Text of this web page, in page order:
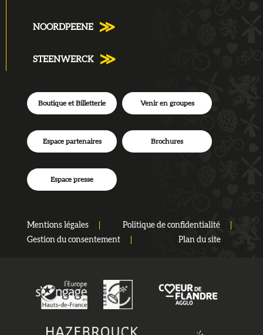
NOORDPEENE
STEENWERCK
Mentions légales
Politique de confidentialité
Gestion du consentement
Plan du site
Boutique et Billetterie Venir en groupes
Espace partenaires Brochures
Espace presse